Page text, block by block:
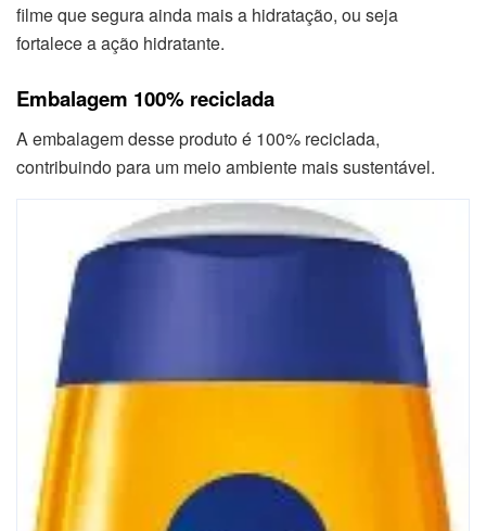
filme que segura ainda mais a hidratação, ou seja
fortalece a ação hidratante.
Embalagem 100% reciclada
A embalagem desse produto é 100% reciclada,
contribuindo para um meio ambiente mais sustentável.